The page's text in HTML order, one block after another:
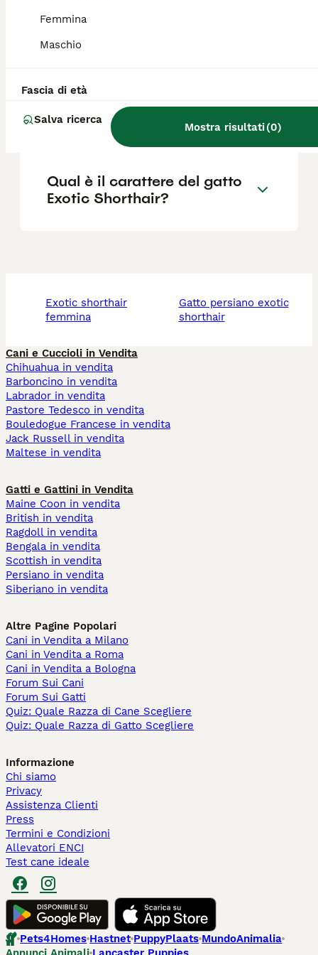
Femmina
Maschio
Fascia di età
Salva ricerca
Mostra risultati(0)
Quanto vivono i gatti Exotic
Shorthair?
Qual è la differenza tra un
Persiano e un Exotic
Shorthair?
Qual è il carattere del gatto
Exotic Shorthair?
exotic shorthair
femmina
gatto persiano exotic
shorthair
Cani e Cuccioli in Vendita
Chihuahua in vendita
Barboncino in vendita
Labrador in vendita
Pastore Tedesco in vendita
Bouledogue Francese in vendita
Jack Russell in vendita
Maltese in vendita
Gatti e Gattini in Vendita
Maine Coon in vendita
British in vendita
Ragdoll in vendita
Bengala in vendita
Scottish in vendita
Persiano in vendita
Siberiano in vendita
Altre Pagine Popolari
Cani in Vendita a Milano
Cani in Vendita a Roma
Cani in Vendita a Bologna
Forum Sui Cani
Forum Sui Gatti
Quiz: Quale Razza di Cane Scegliere
Quiz: Quale Razza di Gatto Scegliere
Informazione
Chi siamo
Privacy
Assistenza Clienti
Press
Termini e Condizioni
Allevatori ENCI
Test cane ideale
Pets4Homes Hastnet PuppyPlaats MundoAnimalia